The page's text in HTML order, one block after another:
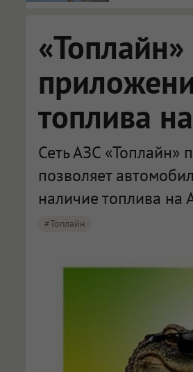
топлива
Сеть АЗС «Топлайн»
позволяет
наличие топлива на
#Топлайн